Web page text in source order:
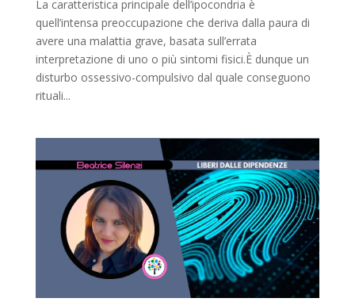
La caratteristica principale dell’ipocondria è
quell’intensa preoccupazione che deriva dalla paura di
avere una malattia grave, basata sull’errata
interpretazione di uno o più sintomi fisici.È dunque un
disturbo ossessivo-compulsivo dal quale conseguono
rituali...